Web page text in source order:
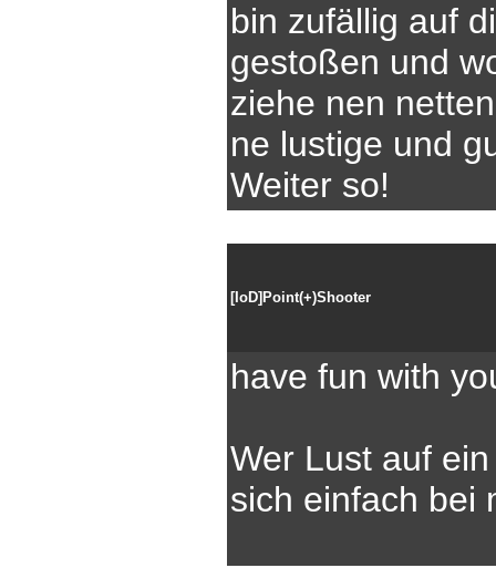
bin zufällig auf
gestoßen und
ziehe nen
ne lustige und
Weiter so!
[IoD]Point(+)Shooter
have fun with
Wer Lust auf
sich einfach bei